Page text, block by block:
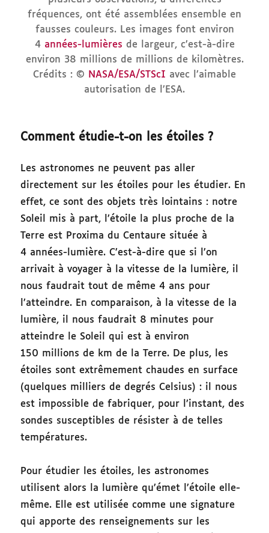
fréquences, ont été assemblées ensemble en
fausses couleurs. Les images font environ
4 années-lumières de largeur, c’est-à-dire
environ 38 millions de millions de kilomètres.
Crédits : © NASA/ESA/STScI avec l’aimable
autorisation de l’ESA.
Comment étudie-t-on les étoiles ?
Les astronomes ne peuvent pas aller
directement sur les étoiles pour les étudier. En
effet, ce sont des objets très lointains : notre
Soleil mis à part, l’étoile la plus proche de la
Terre est Proxima du Centaure située à
4 années-lumière. C’est-à-dire que si l’on
arrivait à voyager à la vitesse de la lumière, il
nous faudrait tout de même 4 ans pour
l’atteindre. En comparaison, à la vitesse de la
lumière, il nous faudrait 8 minutes pour
atteindre le Soleil qui est à environ
150 millions de km de la Terre. De plus, les
étoiles sont extrêmement chaudes en surface
(quelques milliers de degrés Celsius) : il nous
est impossible de fabriquer, pour l’instant, des
sondes susceptibles de résister à de telles
températures.
Pour étudier les étoiles, les astronomes
utilisent alors la lumière qu’émet l’étoile elle-
même. Elle est utilisée comme une signature
qui apporte des renseignements sur les